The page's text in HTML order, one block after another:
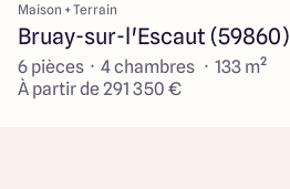
Maison + Terrain
Bruay-sur-l'Escaut (59860)
6 pièces · 4 chambres · 133 m²
À partir de 291 350 €